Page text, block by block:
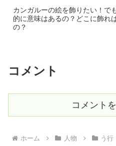
カンガルーの絵を飾りたい！で
的に意味はあるの？どこに飾れ
の？
コメント
コメント
ホーム 人物 う行